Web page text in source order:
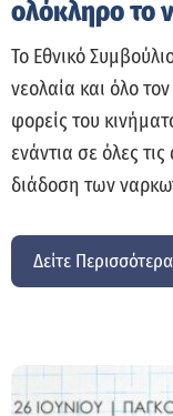
ολόκληρο το
Το Εθνικό
νεολαία και όλο
φορείς του
ενάντια σε όλες
διάδοση των
Δείτε Περισσότερα